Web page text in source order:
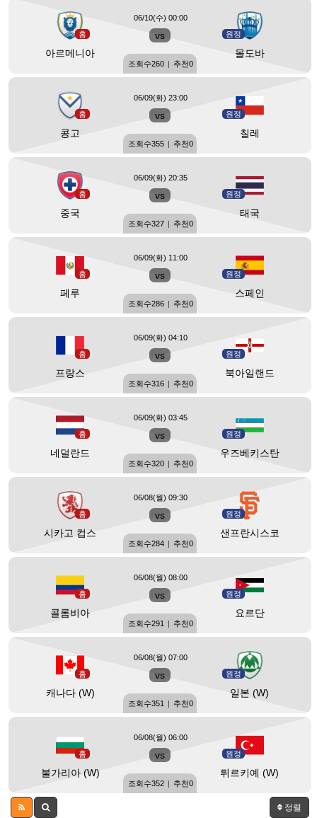
홈
아르메니아
vs 원정
몰도바
06/10(수) 00:00
조회수260 | 추천0
홈
콩고
vs 원정
칠레
06/09(화) 23:00
조회수355 | 추천0
홈
중국
vs 원정
태국
06/09(화) 20:35
조회수327 | 추천0
홈
페루
vs 원정
스페인
06/09(화) 11:00
조회수286 | 추천0
홈
프랑스
vs 원정
북아일랜드
06/09(화) 04:10
조회수316 | 추천0
홈
네덜란드
vs 원정
우즈베키스탄
06/09(화) 03:45
조회수320 | 추천0
홈
시카고 컵스
vs 원정
샌프란시스코
06/08(월) 09:30
조회수284 | 추천0
홈
콜롬비아
vs 원정
요르단
06/08(월) 08:00
조회수291 | 추천0
홈
캐나다 (W)
vs 원정
일본 (W)
06/08(월) 07:00
조회수351 | 추천0
홈
불가리아 (W)
vs 원정
튀르키예 (W)
06/08(월) 06:00
조회수352 | 추천0
정렬